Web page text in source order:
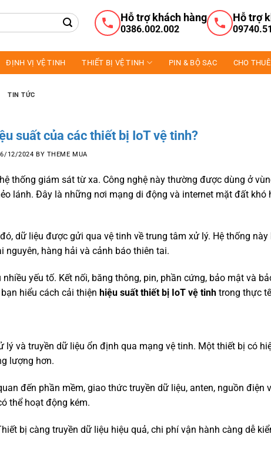
Hỗ trợ khách hàng
0386.002.002
Hỗ trợ
ĐỊNH VỊ VỆ TINH THIẾT BỊ VỆ TINH PIN & BỘ SẠC CHO THUÊ
TIN TỨC
suất của các thiết bị IoT vệ tinh?
12/2024 BY THEME MUA
thống giám sát từ xa. Công nghệ này thường được dùng ở
lánh. Đây là những nơi mạng di động và internet mặt đất khó
dữ liệu được gửi qua vệ tinh về trung tâm xử lý. Hệ thống này
hàng hải và cảnh báo thiên tai.
yếu tố. Kết nối, băng thông, pin, phần cứng, bảo mật và
hiểu cách cải thiện hiệu suất thiết bị IoT vệ tinh trong thực
lý và truyền dữ liệu ổn định qua mạng vệ tinh. Một thiết bị có
lượng hơn.
đến phần mềm, giao thức truyền dữ liệu, anten, nguồn điện
thể hoạt động kém.
bị càng truyền dữ liệu hiệu quả, chi phí vận hành càng dễ